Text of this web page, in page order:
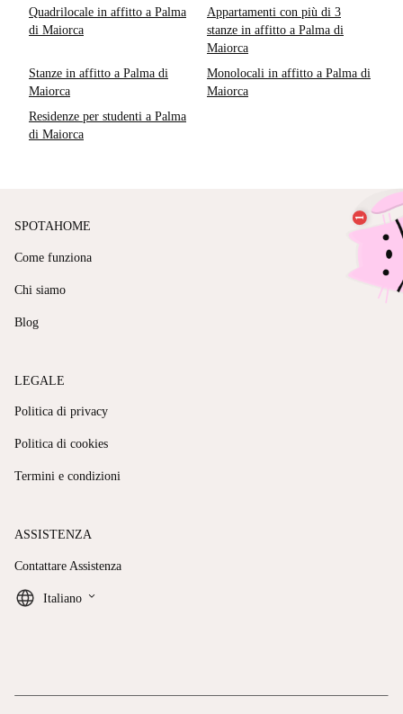
Quadrilocale in affitto a Palma
di Maiorca
Appartamenti con più di 3
stanze in affitto a Palma di
Maiorca
Stanze in affitto a Palma di
Maiorca
Monolocali in affitto a Palma di
Maiorca
Residenze per studenti a Palma
di Maiorca
SPOTAHOME
Come funziona
Chi siamo
Blog
LEGALE
Politica di privacy
Politica di cookies
Termini e condizioni
ASSISTENZA
Contattare Assistenza
Italiano keyboard_arrow_down